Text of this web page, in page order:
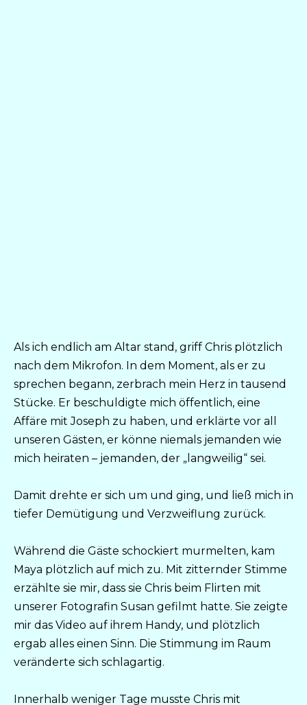
Als ich endlich am Altar stand, griff Chris plötzlich
nach dem Mikrofon. In dem Moment, als er zu
sprechen begann, zerbrach mein Herz in tausend
Stücke. Er beschuldigte mich öffentlich, eine
Affäre mit Joseph zu haben, und erklärte vor all
unseren Gästen, er könne niemals jemanden wie
mich heiraten – jemanden, der „langweilig“ sei.
Damit drehte er sich um und ging, und ließ mich in
tiefer Demütigung und Verzweiflung zurück.
Während die Gäste schockiert murmelten, kam
Maya plötzlich auf mich zu. Mit zitternder Stimme
erzählte sie mir, dass sie Chris beim Flirten mit
unserer Fotografin Susan gefilmt hatte. Sie zeigte
mir das Video auf ihrem Handy, und plötzlich
ergab alles einen Sinn. Die Stimmung im Raum
veränderte sich schlagartig.
Innerhalb weniger Tage musste Chris mit